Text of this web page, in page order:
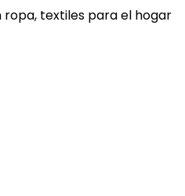
ropa, textiles para el hogar